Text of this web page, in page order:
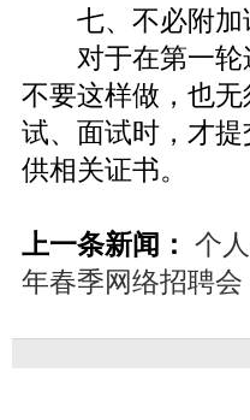
七、不必附加
对于在第一轮递
不要这样做，也
试、面试时，才
供相关证书。
上一条新闻： 个
年春季网络招聘会